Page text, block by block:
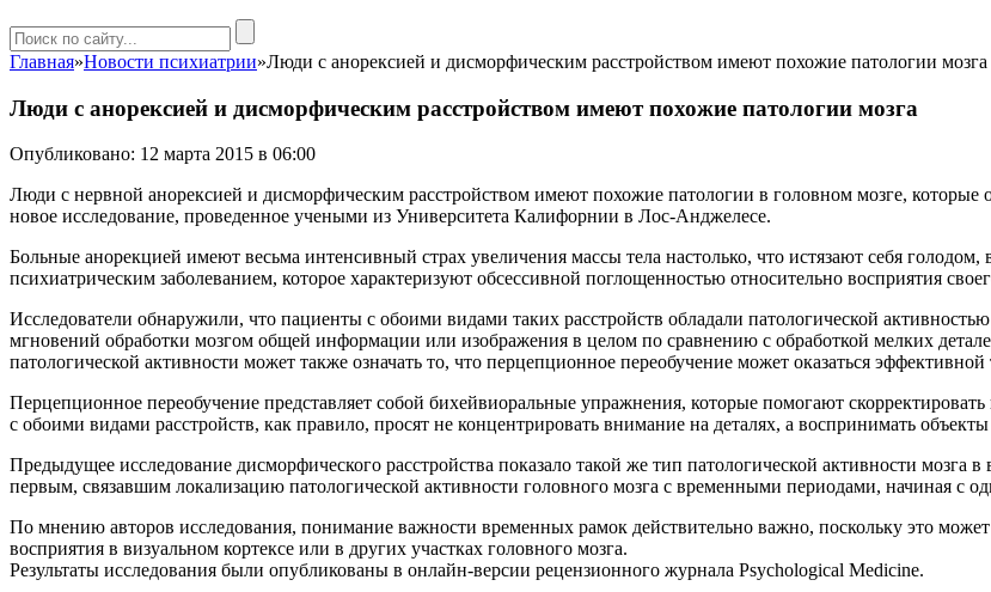
Главная»Новости психиатрии»Люди с анорексией и дисморфическим расстройством имеют похожие патологии мозга
Люди с анорексией и дисморфическим расстройством имеют похожие патологии мозга
Опубликовано: 12 марта 2015 в 06:00
Люди с нервной анорексией и дисморфическим расстройством имеют похожие патологии в головном мозге,
новое исследование, проведенное учеными из Университета Калифорнии в Лос-Анджелесе.
Больные анорекцией имеют весьма интенсивный страх увеличения массы тела настолько, что истязают себя голодом,
психиатрическим заболеванием, которое характеризуют обсессивной поглощенностью относительно восприятия
Исследователи обнаружили, что пациенты с обоими видами таких расстройств обладали патологической
мгновений обработки мозгом общей информации или изображения в целом по сравнению с обработкой мелких
патологической активности может также означать то, что перцепционное переобучение может оказаться
Перцепционное переобучение представляет собой бихейвиоральные упражнения, которые помогают
с обоими видами расстройств, как правило, просят не концентрировать внимание на деталях, а воспринимать
Предыдущее исследование дисморфического расстройства показало такой же тип патологической активности мозга
первым, связавшим локализацию патологической активности головного мозга с временными периодами, начиная с
По мнению авторов исследования, понимание важности временных рамок действительно важно, поскольку это
восприятия в визуальном кортексе или в других участках головного мозга.
Результаты исследования были опубликованы в онлайн-версии рецензионного журнала Psychological Medicine.